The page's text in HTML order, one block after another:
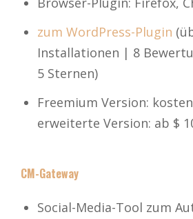
zum WordPress-Plugin
Installationen | 8
5 Sternen)
Freemium Version:
erweiterte Version: ab $
CM-Gateway
Social-Media-Tool zum